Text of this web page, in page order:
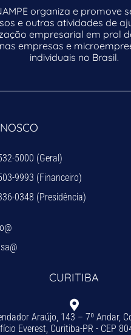
organiza e promove
e outras atividades de
empresarial em prol
empresas e
individuais no Brasil.
5000 (Geral)
9993 (Financeiro)
0348 (Presidência)
CURITIBA
Araújo, 143 – 7º Andar,
Everest, Curitiba-PR - CEP